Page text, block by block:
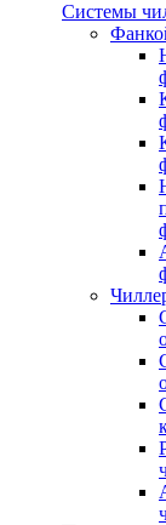
Системы